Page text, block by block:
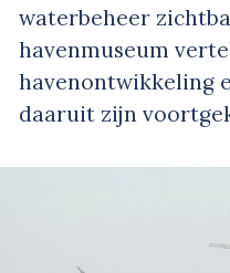
waterbeheer
havenmuseum
havenontwikkeling
daaruit zijn